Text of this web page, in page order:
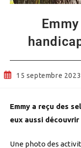
Publication
15 septembre 2023
Emmy a reçu des
eux aussi découvrir
Une photo des